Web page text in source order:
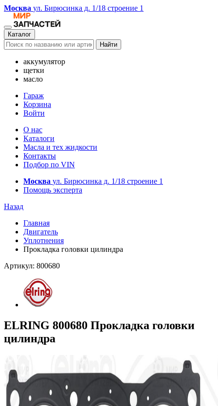
Москва ул. Бирюсинка д. 1/18 строение 1
Каталог
Найти
аккумулятор
щетки
масло
Гараж
Корзина
Войти
О нас
Каталоги
Масла и тех жидкости
Контакты
Подбор по VIN
Москва ул. Бирюсинка д. 1/18 строение 1
Помощь эксперта
Назад
Главная
Двигатель
Уплотнения
Прокладка головки цилиндра
Артикул: 800680
ELRING 800680 Прокладка головки
цилиндра